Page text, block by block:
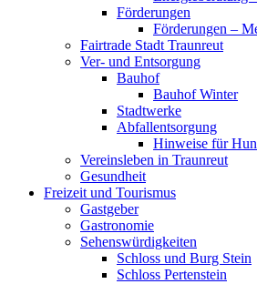
Förderungen
Förderungen –
Fairtrade Stadt Traunreut
Ver- und Entsorgung
Bauhof
Bauhof Winter
Stadtwerke
Abfallentsorgung
Hinweise für
Vereinsleben in Traunreut
Gesundheit
Freizeit und Tourismus
Gastgeber
Gastronomie
Sehenswürdigkeiten
Schloss und Burg Stein
Schloss Pertenstein